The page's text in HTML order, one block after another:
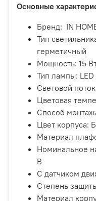
Основные
Бренд: IN
Тип
герметичный
Мощность: 15
Тип лампы:
Световой
Цветовая
Способ
Цвет корпуса:
Материал
Номинальное
В
С датчиком
Степень
Материал